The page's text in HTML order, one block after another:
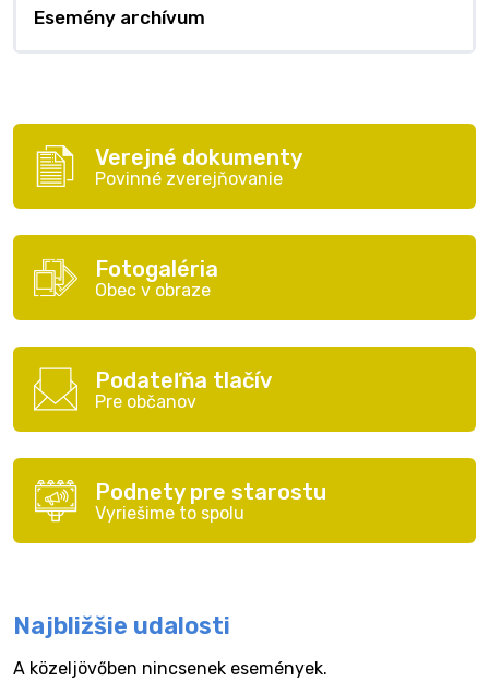
Esemény archívum
Verejné dokumenty
Povinné zverejňovanie
Fotogaléria
Obec v obraze
Podateľňa tlačív
Pre občanov
Podnety pre starostu
Vyriešime to spolu
Najbližšie udalosti
A közeljövőben nincsenek események.